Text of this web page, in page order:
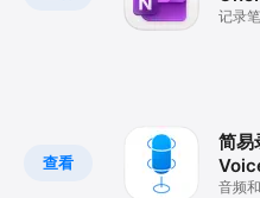
记录
查看
简易
音频